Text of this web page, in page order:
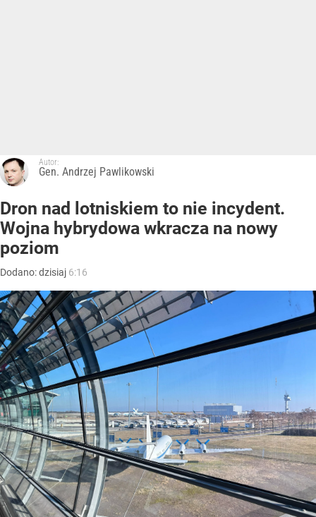
Autor:
Gen. Andrzej Pawlikowski
Dron nad lotniskiem to nie incydent.
Wojna hybrydowa wkracza na nowy
poziom
Dodano:dzisiaj 6:16